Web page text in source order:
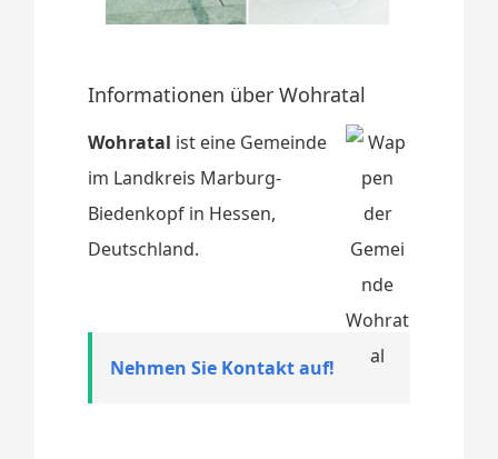
Informationen über Wohratal
Wohratal ist eine Gemeinde
im Landkreis Marburg-
Biedenkopf in Hessen,
Deutschland.
Nehmen Sie Kontakt auf!